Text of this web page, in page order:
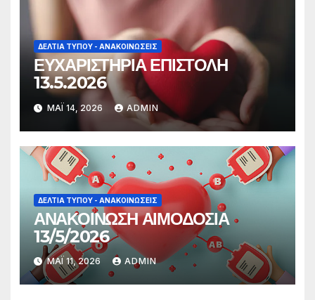
ΔΕΛΤΊΑ ΤΎΠΟΥ - ΑΝΑΚΟΙΝΏΣΕΙΣ
ΕΥΧΑΡΙΣΤΗΡΙΑ ΕΠΙΣΤΟΛΗ
13.5.2026
ΜΆΙ 14, 2026 ADMIN
ΔΕΛΤΊΑ ΤΎΠΟΥ - ΑΝΑΚΟΙΝΏΣΕΙΣ
ΑΝΑΚΟΙΝΩΣΗ ΑΙΜΟΔΟΣΙΑ
13/5/2026
ΜΆΙ 11, 2026 ADMIN